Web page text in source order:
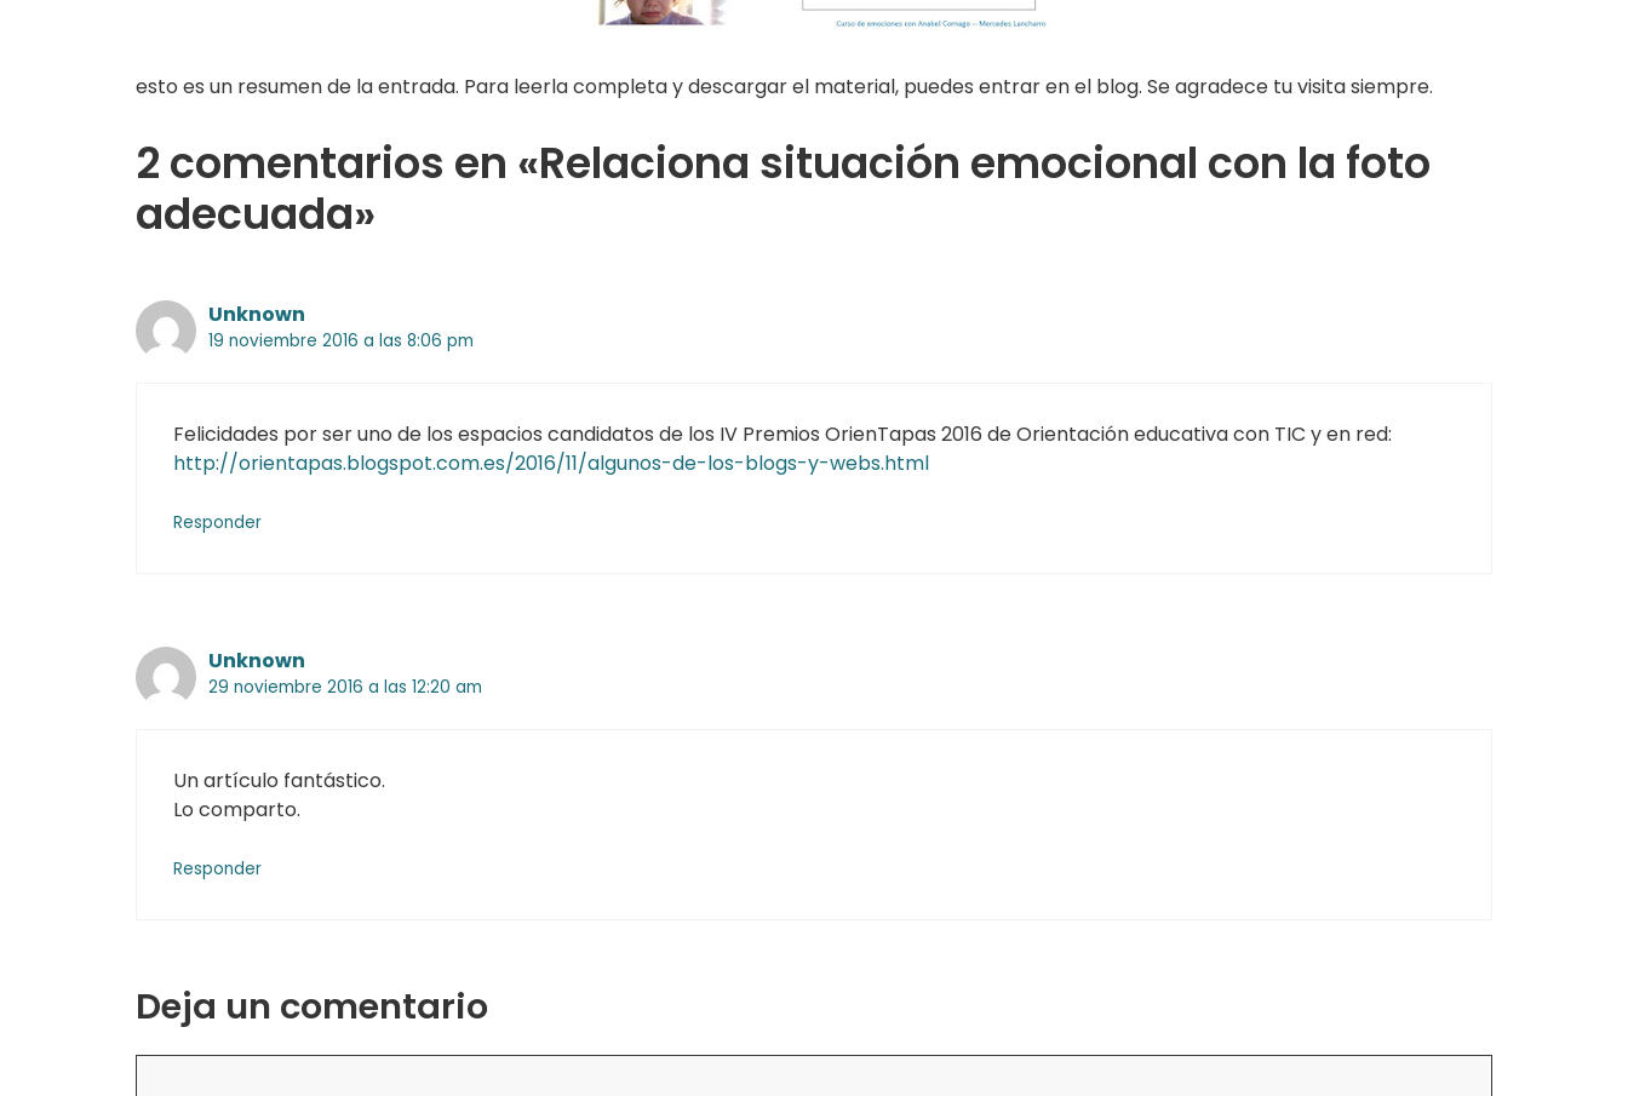
esto es un resumen de la entrada. Para leerla completa y descargar el material, puedes entrar en el blog. Se agradece tu visita siempre.
2 comentarios en «Relaciona situación emocional con la foto
adecuada»
Unknown
19 noviembre 2016 a las 8:06 pm
Felicidades por ser uno de los espacios candidatos de los IV Premios OrienTapas 2016 de Orientación educativa con TIC y en red:
http://orientapas.blogspot.com.es/2016/11/algunos-de-los-blogs-y-webs.html
Responder
Unknown
29 noviembre 2016 a las 12:20 am
Un artículo fantástico.
Lo comparto.
Responder
Deja un comentario